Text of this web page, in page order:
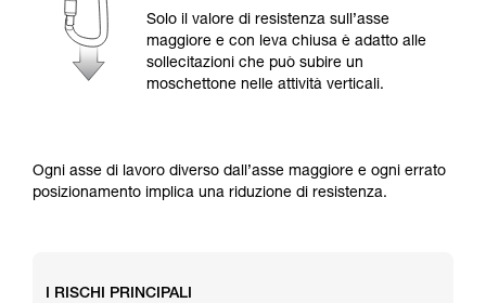
capacità di rifare la manovra, da soli, in piena
sicurezza, prima di riprodurla autonomamente.
Forniamo esempi di tecniche relative alla vostra
attività. Ne possono esistere altre che non
Solo il valore di resistenza sull’asse
maggiore e con leva chiusa è adatto alle
sollecitazioni che può subire un
moschettone nelle attività verticali.
Ogni asse di lavoro diverso dall’asse maggiore e ogni errato
posizionamento implica una riduzione di resistenza.
I RISCHI PRINCIPALI